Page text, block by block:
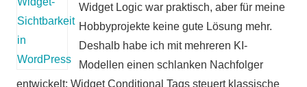
Widget Logic war praktisch, aber für meine
Hobbyprojekte keine gute Lösung mehr.
Deshalb habe ich mit mehreren KI-
Modellen einen schlanken Nachfolger
entwickelt: Widget Conditional Tags steuert klassische